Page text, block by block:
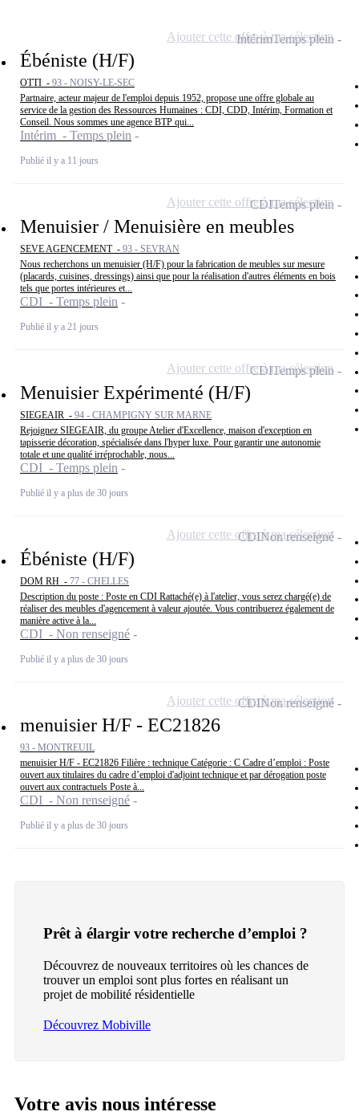
Ébéniste (H/F)
OTTI - 93 - NOISY-LE-SEC
Partnaire, acteur majeur de l'emploi depuis 1952, propose une offre globale au
service de la gestion des Ressources Humaines : CDI, CDD, Intérim, Formation et
Conseil. Nous sommes une agence BTP qui...
Intérim - Temps plein
Publié il y a 11 jours
IntérimTemps plein
Ajouter cette offre à ma sélection
Menuisier / Menuisière en meubles
SEVE AGENCEMENT - 93 - SEVRAN
Nous recherchons un menuisier (H/F) pour la fabrication de meubles sur mesure
(placards, cuisines, dressings) ainsi que pour la réalisation d'autres éléments en bois
tels que portes intérieures et...
CDI - Temps plein
Publié il y a 21 jours
CDITemps plein
Ajouter cette offre à ma sélection
Menuisier Expérimenté (H/F)
SIEGEAIR - 94 - CHAMPIGNY SUR MARNE
Rejoignez SIEGEAIR, du groupe Atelier d'Excellence, maison d'exception en
tapisserie décoration, spécialisée dans l'hyper luxe. Pour garantir une autonomie
totale et une qualité irréprochable, nous...
CDI - Temps plein
Publié il y a plus de 30 jours
CDITemps plein
Ajouter cette offre à ma sélection
Ébéniste (H/F)
DOM RH - 77 - CHELLES
Description du poste : Poste en CDI Rattaché(e) à l'atelier, vous serez chargé(e) de
réaliser des meubles d'agencement à valeur ajoutée. Vous contribuerez également de
manière active à la...
CDI - Non renseigné
Publié il y a plus de 30 jours
CDINon renseigné
Ajouter cette offre à ma sélection
menuisier H/F - EC21826
93 - MONTREUIL
menuisier H/F - EC21826 Filière : technique Catégorie : C Cadre d’emploi : Poste
ouvert aux titulaires du cadre d’emploi d'adjoint technique et par dérogation poste
ouvert aux contractuels Poste à...
CDI - Non renseigné
Publié il y a plus de 30 jours
CDINon renseigné
Ajouter cette offre à ma sélection
Prêt à élargir votre recherche d’emploi ?
Découvrez de nouveaux territoires où les chances de
trouver un emploi sont plus fortes en réalisant un
projet de mobilité résidentielle
Découvrez Mobiville
Votre avis nous intéresse